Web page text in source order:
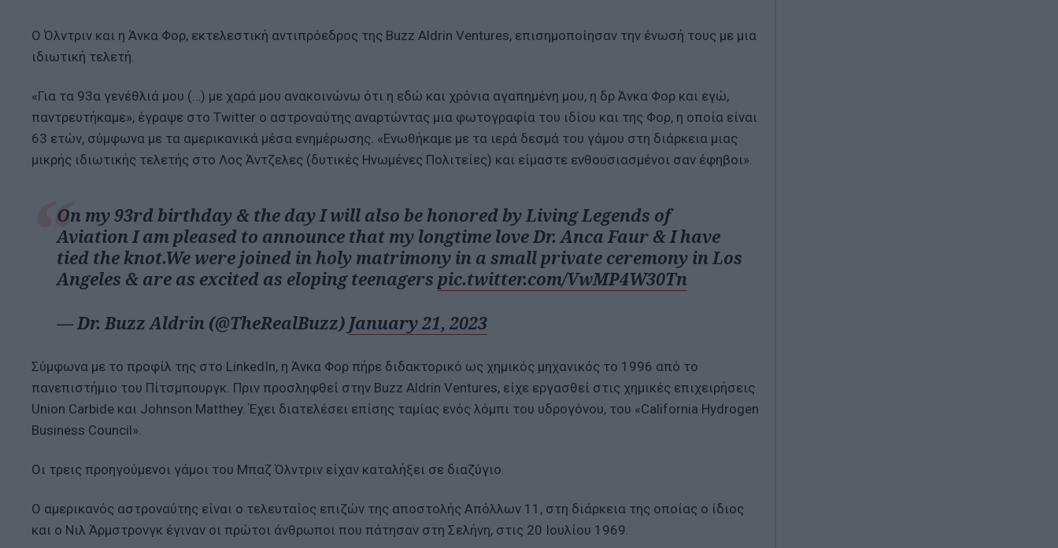
Ο Όλντριν και η Άνκα Φορ, εκτελεστική αντιπρόεδρος της Buzz Aldrin Ventures, επισημοποίησαν την ένωσή τους με μια
ιδιωτική τελετή.
«Για τα 93α γενέθλιά μου (…) με χαρά μου ανακοινώνω ότι η εδώ και χρόνια αγαπημένη μου, η δρ Άνκα Φορ και εγώ,
παντρευτήκαμε», έγραψε στο Twitter ο αστροναύτης αναρτώντας μια φωτογραφία του ιδίου και της Φορ, η οποία είναι
63 ετών, σύμφωνα με τα αμερικανικά μέσα ενημέρωσης. «Ενωθήκαμε με τα ιερά δεσμά του γάμου στη διάρκεια μιας
μικρής ιδιωτικής τελετής στο Λος Άντζελες (δυτικές Ηνωμένες Πολιτείες) και είμαστε ενθουσιασμένοι σαν έφηβοι».
On my 93rd birthday & the day I will also be honored by Living Legends of
Aviation I am pleased to announce that my longtime love Dr. Anca Faur & I have
tied the knot.We were joined in holy matrimony in a small private ceremony in Los
Angeles & are as excited as eloping teenagers pic.twitter.com/VwMP4W30Tn
— Dr. Buzz Aldrin (@TheRealBuzz) January 21, 2023
Σύμφωνα με το προφίλ της στο LinkedIn, η Άνκα Φορ πήρε διδακτορικό ως χημικός μηχανικός το 1996 από το
πανεπιστήμιο του Πίτσμπουργκ. Πριν προσληφθεί στην Buzz Aldrin Ventures, είχε εργασθεί στις χημικές επιχειρήσεις
Union Carbide και Johnson Matthey. Έχει διατελέσει επίσης ταμίας ενός λόμπι του υδρογόνου, του «California Hydrogen
Business Council».
Οι τρεις προηγούμενοι γάμοι του Μπαζ Όλντριν είχαν καταλήξει σε διαζύγιο.
Ο αμερικανός αστροναύτης είναι ο τελευταίος επιζών της αποστολής Απόλλων 11, στη διάρκεια της οποίας ο ίδιος
και ο Νιλ Άρμστρονγκ έγιναν οι πρώτοι άνθρωποι που πάτησαν στη Σελήνη, στις 20 Ιουλίου 1969.